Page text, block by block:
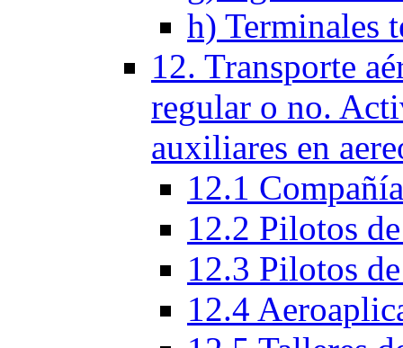
h) Terminales
12. Transporte
regular o no.
auxiliares en
12.1
12.2 Pilotos
12.3 Pilotos
12.4